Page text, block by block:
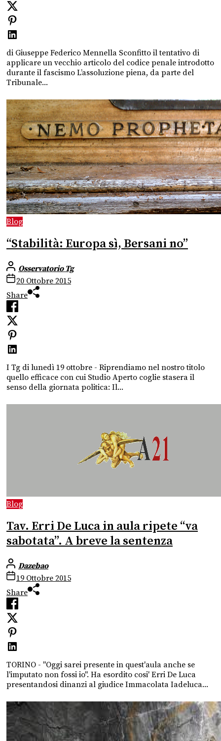
di Giuseppe Federico Mennella Sconfitto il tentativo di
applicare un vecchio articolo del codice penale introdotto
durante il fascismo L’assoluzione piena, da parte del
Tribunale...
Blog
“Stabilità: Europa sì, Bersani no”
Osservatorio Tg
20 Ottobre 2015
Share
I Tg di lunedì 19 ottobre - Riprendiamo nel nostro titolo
quello efficace con cui Studio Aperto coglie stasera il
senso della giornata politica: Il...
Blog
Tav. Erri De Luca in aula ripete “va
sabotata”. A breve la sentenza
Dazebao
19 Ottobre 2015
Share
TORINO - "Oggi sarei presente in quest'aula anche se
l'imputato non fossi io". Ha esordito cosi' Erri De Luca
presentandosi dinanzi al giudice Immacolata Iadeluca...